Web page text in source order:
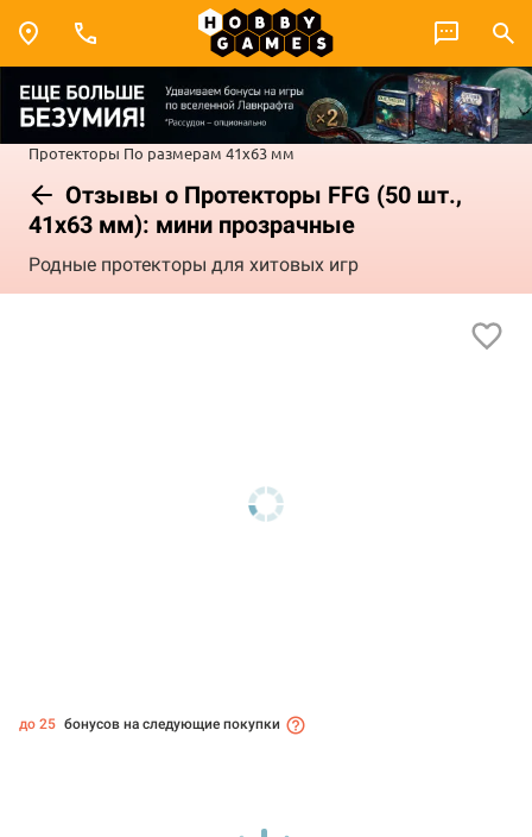
Протекторы По размерам 41x63 мм
Отзывы о Протекторы FFG (50 шт.,
41x63 мм): мини прозрачные
Родные протекторы для хитовых игр
до 25 бонусов на следующие покупки